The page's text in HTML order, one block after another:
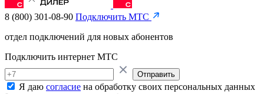
8 (800) 301-08-90 Подключить МТС
отдел подключений для новых абонентов
Подключить интернет МТС
Отправить
Я даю согласие на обработку своих персональных данных